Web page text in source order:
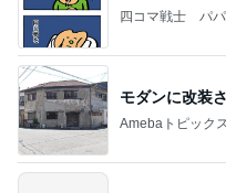
四コマ戦士 パ
モダンに改装
Amebaトピックス